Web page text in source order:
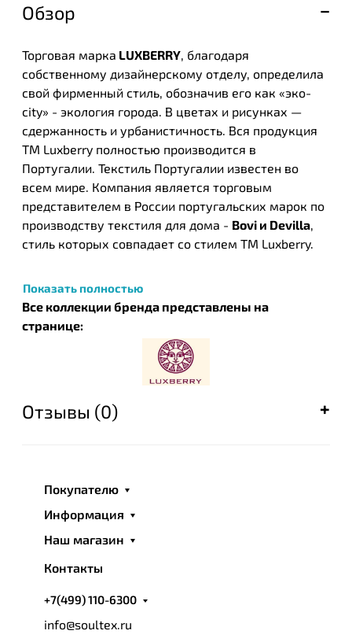
Обзор
Торговая марка LUXBERRY , благодаря
собственному дизайнерскому отделу, определила
свой фирменный стиль, обозначив его как «эко-
city» - экология города. В цветах и рисунках —
сдержанность и урбанистичность. Вся продукция
ТМ Luxberry полностью производится в
Португалии. Текстиль Португалии известен во
всем мире. Компания является торговым
представителем в России португальских марок по
производству текстиля для дома - Bovi и Devilla
стиль которых совпадает со стилем ТМ Luxberry.
Показать полностью
Все коллекции бренда представлены на
странице:
Отзывы (0)
Покупателю
Информация
Наш магазин
Контакты
+7(499) 110-6300
info@soultex.ru